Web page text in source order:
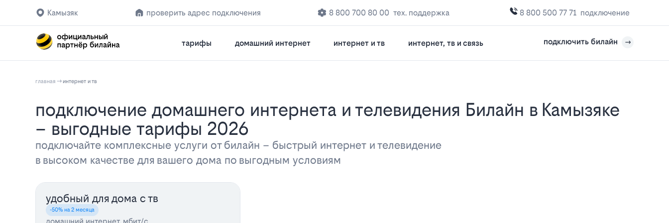
Камызяк проверить адрес подключения 8 800 700 80 00 тех. поддержка 8 800 500 77 71 подключение
тарифы домашний интернет интернет и тв интернет, тв и связь подключить билайн
главная интернет и тв
Подключение домашнего интернета и телевидения Билайн в Камызяке
– выгодные тарифы 2026
подключайте комплексные услуги от билайн – быстрый интернет и телевидение
в высоком качестве для вашего дома по выгодным условиям
удобный для дома с тв
-50% на 2 месяца